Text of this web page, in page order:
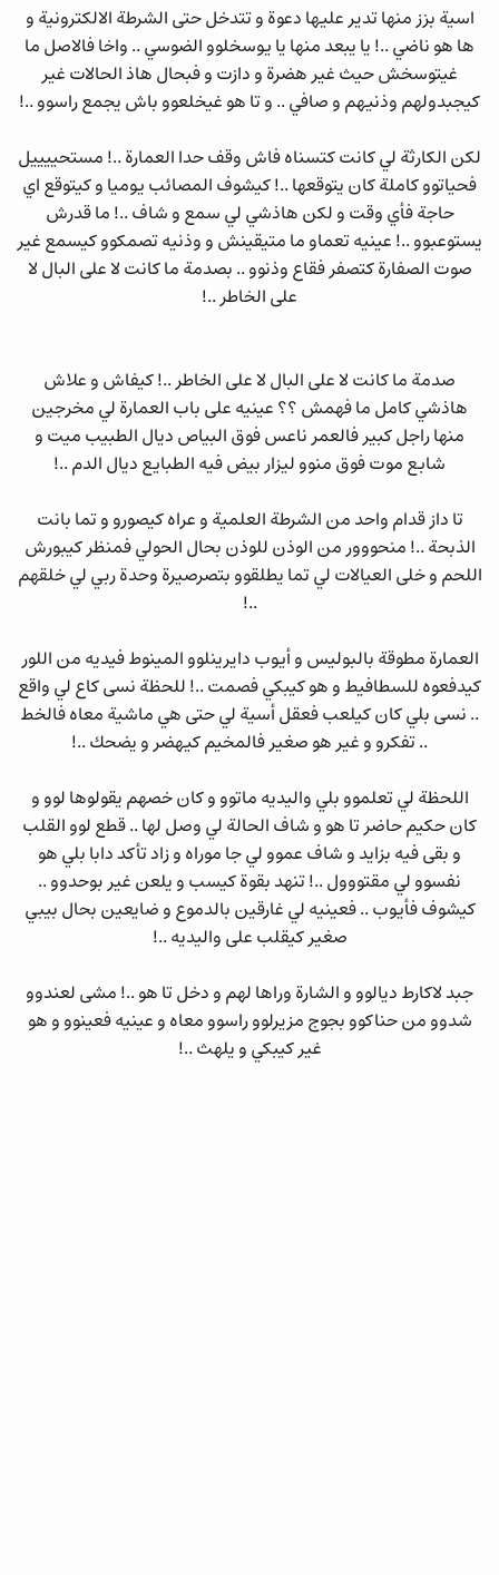
اسية بزز منها تدير عليها دعوة و تتدخل حتى الشرطة الالكترونية و
ها هو ناضي ..! يا يبعد منها يا يوسخلوو الضوسي .. واخا فالاصل ما
غيتوسخش حيث غير هضرة و دازت و فبحال هاذ الحالات غير
كيجبدولهم وذنيهم و صافي .. و تا هو غيخلعوو باش يجمع راسوو ..!
لكن الكارثة لي كانت كتسناه فاش وقف حدا العمارة ..! مستحييييل
فحياتوو كاملة كان يتوقعها ..! كيشوف المصائب يوميا و كيتوقع اي
حاجة فأي وقت و لكن هاذشي لي سمع و شاف ..! ما قدرش
يستوعبوو ..! عينيه تعماو ما متيقينش و وذنيه تصمكوو كيسمع غير
صوت الصفارة كتصفر فقاع وذنوو .. بصدمة ما كانت لا على البال لا
على الخاطر ..!
صدمة ما كانت لا على البال لا على الخاطر ..! كيفاش و علاش
هاذشي كامل ما فهمش ؟؟ عينيه على باب العمارة لي مخرجين
منها راجل كبير فالعمر ناعس فوق البياص ديال الطبيب ميت و
شابع موت فوق منوو ليزار بيض فيه الطبايع ديال الدم ..!
تا داز قدام واحد من الشرطة العلمية و عراه كيصورو و تما بانت
الذبحة ..! منحووور من الوذن للوذن بحال الحولي فمنظر كيبورش
اللحم و خلى العيالات لي تما يطلقوو بتصرصيرة وحدة ربي لي خلقهم
..!
العمارة مطوقة بالبوليس و أيوب دايرينلوو المينوط فيديه من اللور
كيدفعوه للسطافيط و هو كيبكي فصمت ..! للحظة نسى كاع لي واقع
.. نسى بلي كان كيلعب فعقل أسية لي حتى هي ماشية معاه فالخط
.. تفكرو و غير هو صغير فالمخيم كيهضر و يضحك ..!
اللحظة لي تعلموو بلي واليديه ماتوو و كان خصهم يقولوها لوو و
كان حكيم حاضر تا هو و شاف الحالة لي وصل لها .. قطع لوو القلب
و بقى فيه بزايد و شاف عموو لي جا موراه و زاد تأكد دابا بلي هو
نفسوو لي مقتووول ..! تنهد بقوة كيسب و يلعن غير بوحدوو ..
كيشوف فأيوب .. فعينيه لي غارقين بالدموع و ضايعين بحال بيبي
صغير كيقلب على واليديه ..!
جبد لاكارط ديالوو و الشارة وراها لهم و دخل تا هو ..! مشى لعندوو
شدوو من حناكوو بجوج مزيرلوو راسوو معاه و عينيه فعينوو و هو
غير كيبكي و يلهث ..!